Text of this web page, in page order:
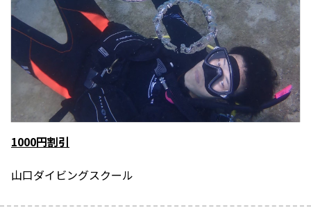
1000円割引
山口ダイビングスクール